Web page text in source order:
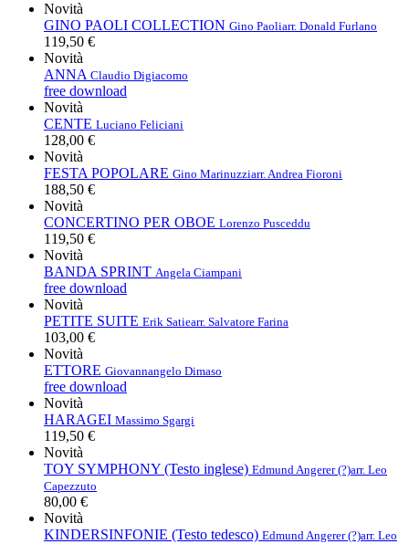
Novità
GINO PAOLI COLLECTION Gino Paoliarr. Donald Furlano
119,50 €
Novità
ANNA Claudio Digiacomo
free download
Novità
CENTE Luciano Feliciani
128,00 €
Novità
FESTA POPOLARE Gino Marinuzziarr. Andrea Fioroni
188,50 €
Novità
CONCERTINO PER OBOE Lorenzo Pusceddu
119,50 €
Novità
BANDA SPRINT Angela Ciampani
free download
Novità
PETITE SUITE Erik Satiearr. Salvatore Farina
103,00 €
Novità
ETTORE Giovannangelo Dimaso
free download
Novità
HARAGEI Massimo Sgargi
119,50 €
Novità
TOY SYMPHONY (Testo inglese) Edmund Angerer (?)arr. Leo
Capezzuto
80,00 €
Novità
KINDERSINFONIE (Testo tedesco) Edmund Angerer (?)arr. Leo